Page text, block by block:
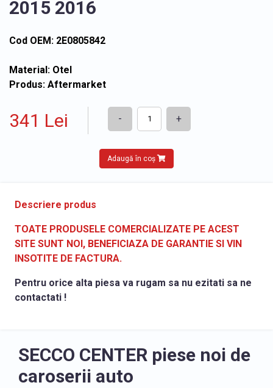
2015 2016
Cod OEM: 2E0805842
Material: Otel
Produs: Aftermarket
341 Lei - +
Adaugă în coș
Descriere produs
TOATE PRODUSELE COMERCIALIZATE PE ACEST
SITE SUNT NOI, BENEFICIAZA DE GARANTIE SI VIN
INSOTITE DE FACTURA.
Pentru orice alta piesa va rugam sa nu ezitati sa ne
contactati !
SECCO CENTER piese noi de
caroserii auto